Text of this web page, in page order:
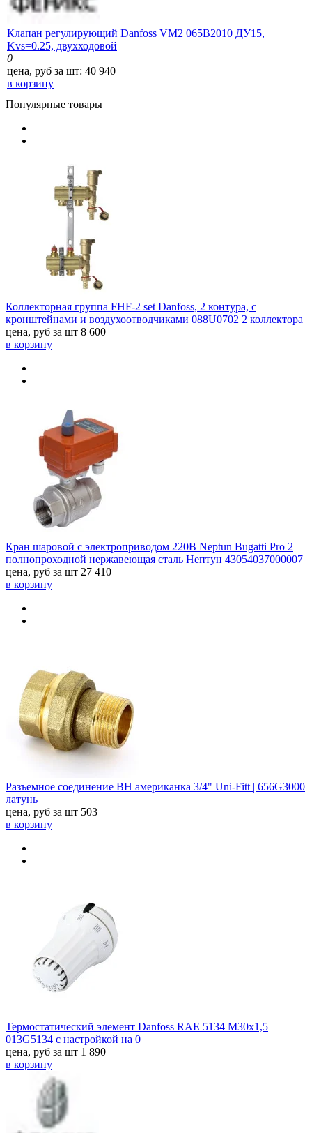
Клапан регулирующий Danfoss VM2 065B2010 ДУ15,
Kvs=0.25, двухходовой
0
цена, руб за шт: 40 940
в корзину
Популярные товары
Коллекторная группа FHF-2 set Danfoss, 2 контура, с
кронштейнами и воздухоотводчиками 088U0702 2 коллектора
цена, руб за шт 8 600
в корзину
Кран шаровой с электроприводом 220В Neptun Bugatti Pro 2
полнопроходной нержавеющая сталь Нептун 43054037000007
цена, руб за шт 27 410
в корзину
Разъемное соединение ВН американка 3/4" Uni-Fitt | 656G3000
латунь
цена, руб за шт 503
в корзину
Термостатический элемент Danfoss RAE 5134 М30х1,5
013G5134 с настройкой на 0
цена, руб за шт 1 890
в корзину